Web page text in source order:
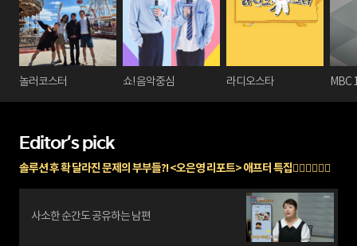
놀러코스터 쇼! 음악중심 라디오스타 MBC
Editor's pick
솔루션 후 확 달라진 문제의 부부들?! <오은영 리포트> 애프터 특집🧑🏻‍❤️‍💋‍👩🏻
사소한 순간도 공유하는 남편